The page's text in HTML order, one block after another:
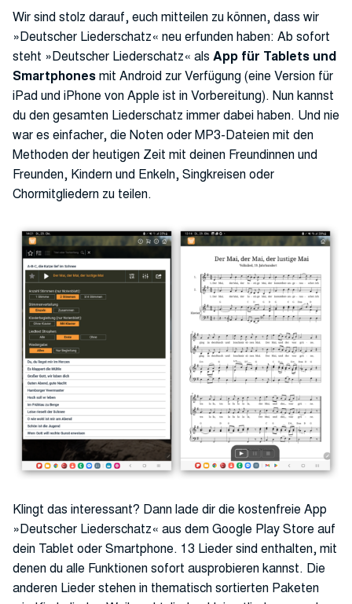
Wir sind stolz darauf, euch mitteilen zu können, dass wir
»Deutscher Liederschatz« neu erfunden haben: Ab sofort
steht »Deutscher Liederschatz« als App für Tablets und
Smartphonesmit Android zur Verfügung (eine Version für
iPad und iPhone von Apple ist in Vorbereitung). Nun kannst
du den gesamten Liederschatz immer dabei haben. Und nie
war es einfacher, die Noten oder MP3-Dateien mit den
Methoden der heutigen Zeit mit deinen Freundinnen und
Freunden, Kindern und Enkeln, Singkreisen oder
Chormitgliedern zu teilen.
Klingt das interessant? Dann lade dir die kostenfreie App
»Deutscher Liederschatz« aus dem Google Play Store auf
dein Tablet oder Smartphone. 13 Lieder sind enthalten, mit
denen du alle Funktionen sofort ausprobieren kannst. Die
anderen Lieder stehen in thematisch sortierten Paketen